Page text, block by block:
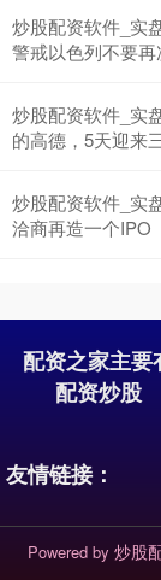
炒股配资软件_实
警戒以色列不要
炒股配资软件_实
的高德，5天迎来
炒股配资软件_实
洽商再造一个IPO
配资之家主要
配资炒股
友情链接：
Powered by 炒股